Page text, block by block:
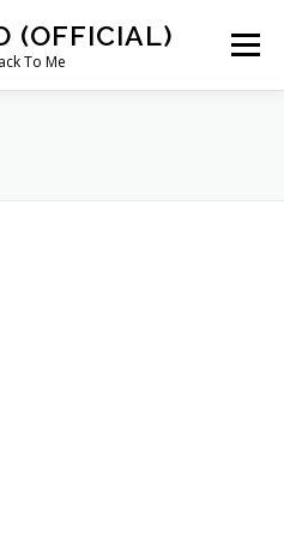
(OFFICIAL)
To Me
Menu
PARA MIM”